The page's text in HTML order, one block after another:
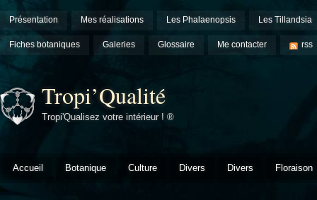
Présentation Mes réalisations Les Phalaenopsis Les Tillandsia
Fiches botaniques Galeries Glossaire Me contacter rss
Tropi’Qualité
Tropi'Qualisez votre intérieur ! ®
Accueil Botanique Culture Divers Divers Floraison